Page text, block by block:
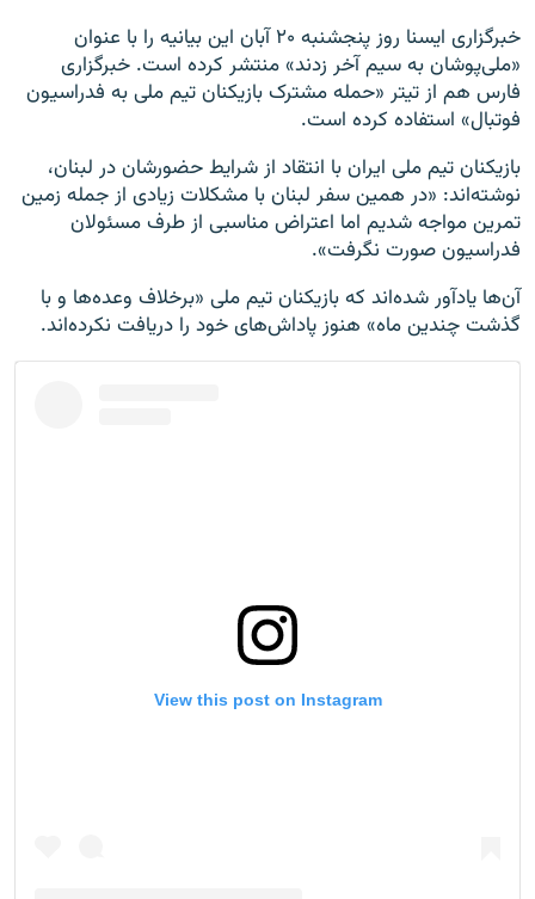
خبرگزاری ایسنا روز پنجشنبه ۲۰ آبان این بیانیه را با عنوان
«ملی‌پوشان به سیم آخر زدند» منتشر کرده است. خبرگزاری
فارس هم از تیتر «حمله مشترک بازیکنان تیم ملی به فدراسیون
فوتبال» استفاده کرده است.
بازیکنان تیم ملی ایران با انتقاد از شرایط حضورشان در لبنان،
نوشته‌اند: «در همین سفر لبنان با مشکلات زیادی از جمله زمین
تمرین مواجه شدیم اما اعتراض مناسبی از طرف مسئولان
فدراسیون صورت نگرفت».
آن‌ها یادآور شده‌اند که بازیکنان تیم ملی «برخلاف وعده‌ها و با
گذشت چندین ماه» هنوز پاداش‌های خود را دریافت نکرده‌اند.